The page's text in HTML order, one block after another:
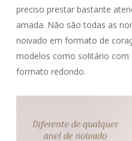
preciso prestar bastante
amada. Não são todas as
noivado em formato de
modelos como solitário com
formato redondo.